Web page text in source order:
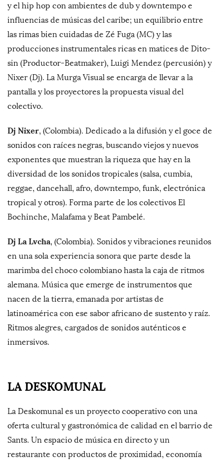
y el hip hop con ambientes de dub y downtempo e
influencias de músicas del caribe; un equilibrio entre
las rimas bien cuidadas de Zé Fuga (MC) y las
producciones instrumentales ricas en matices de Dito-
sin (Productor-Beatmaker), Luigi Mendez (percusión) y
Nixer (Dj). La Murga Visual se encarga de llevar a la
pantalla y los proyectores la propuesta visual del
colectivo.
Dj Nixer, (Colombia). Dedicado a la difusión y el goce de
sonidos con raíces negras, buscando viejos y nuevos
exponentes que muestran la riqueza que hay en la
diversidad de los sonidos tropicales (salsa, cumbia,
reggae, dancehall, afro, downtempo, funk, electrónica
tropical y otros). Forma parte de los colectivos El
Bochinche, Malafama y Beat Pambelé.
Dj La Lvcha, (Colombia). Sonidos y vibraciones reunidos
en una sola experiencia sonora que parte desde la
marimba del choco colombiano hasta la caja de ritmos
alemana. Música que emerge de instrumentos que
nacen de la tierra, emanada por artistas de
latinoamérica con ese sabor africano de sustento y raíz.
Ritmos alegres, cargados de sonidos auténticos e
inmersivos.
LA DESKOMUNAL
La Deskomunal es un proyecto cooperativo con una
oferta cultural y gastronómica de calidad en el barrio de
Sants. Un espacio de música en directo y un
restaurante con productos de proximidad, economía